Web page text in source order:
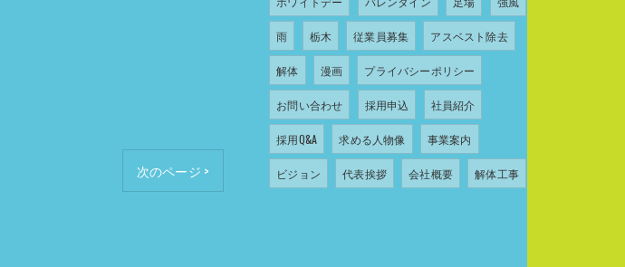
次のページ >
雨 栃木 従業員募集 アスベスト除去
解体 漫画 プライバシーポリシー
お問い合わせ 採用申込 社員紹介
採用Q&A 求める人物像 事業案内
ビジョン 代表挨拶 会社概要 解体工事